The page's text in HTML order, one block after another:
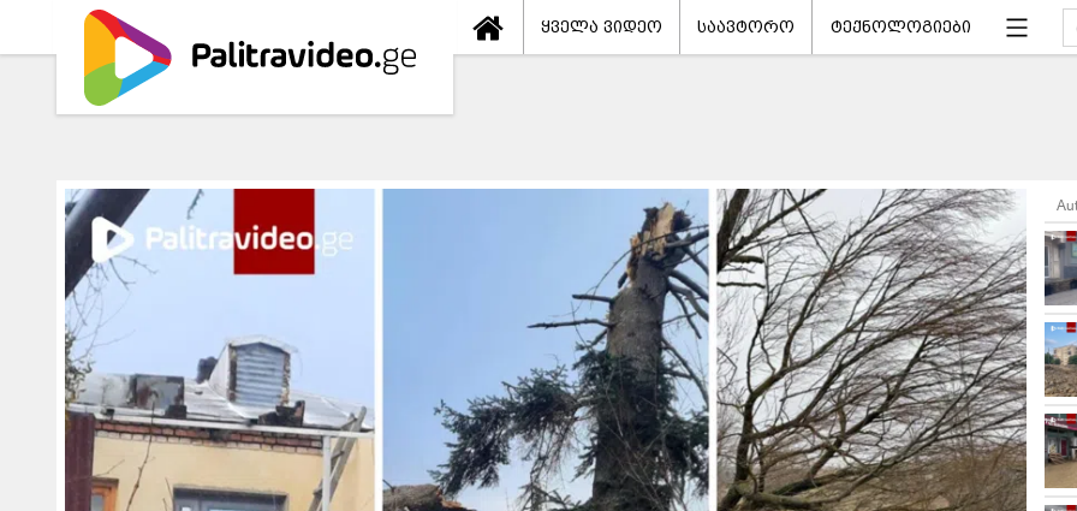
ყველა ვიდეო საავტორო ტექნოლოგიები